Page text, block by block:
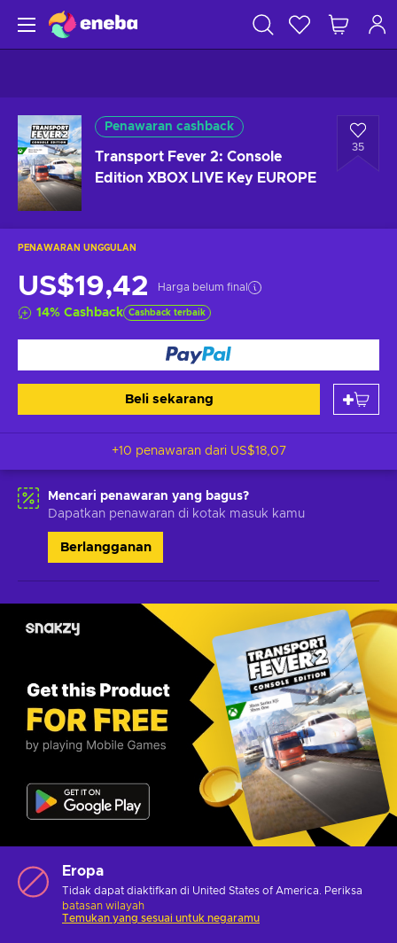
Penawaran cashback
Transport Fever 2: Console
Edition XBOX LIVE Key EUROPE
35
PENAWARAN UNGGULAN
US$19,42 Harga belum final
14% Cashback Cashback terbaik
Beli sekarang
+10 penawaran dari US$18,07
Mencari penawaran yang bagus?
Dapatkan penawaran di kotak masuk kamu
Berlangganan
Eropa
Tidak dapat diaktifkan di United States of America. Periksa
batasan wilayah
Temukan yang sesuai untuk negaramu